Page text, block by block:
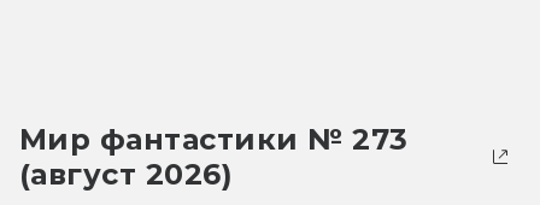
Мир фантастики № 273
(август 2026)